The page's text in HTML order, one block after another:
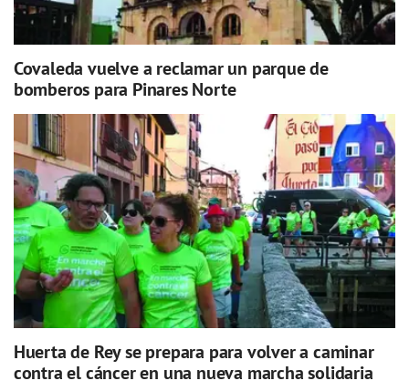
Covaleda vuelve a reclamar un parque de
bomberos para Pinares Norte
Huerta de Rey se prepara para volver a caminar
contra el cáncer en una nueva marcha solidaria